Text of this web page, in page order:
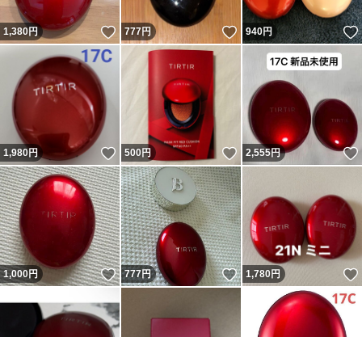
1,380円 いいね！
777円 いいね！
940円
1,980円 いいね！
500円 いいね！
2,555円
1,000円 いいね！
777円 いいね！
1,780円